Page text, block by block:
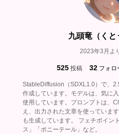
九頭竜（くと
2023年3月よ
525 投稿 32 フォロ
StableDiffusion（SDXL1.0）で、
作成しています。モデルは、気に
使用しています。プロンプトは、
え、出力された文章を使っていま
も生成しています。 フェチポイン
ス」「ポニーテール」など。